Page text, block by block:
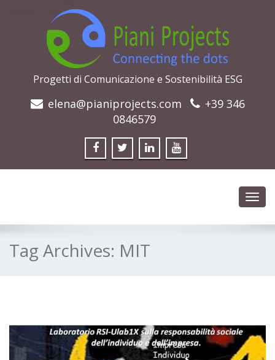
Progetti di Comunicazione e Sostenibilità ESG
elena@pianiprojects.com
+39 346
0846579
Tag Archives: MIT